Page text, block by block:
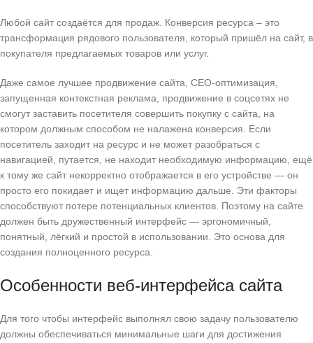
Любой сайт создаётся для продаж. Конверсия ресурса – это
трансформация рядового пользователя, который пришёл на сайт, в
покупателя предлагаемых товаров или услуг.
Даже самое лучшее продвижение сайта, СЕО-оптимизация,
запущенная контекстная реклама, продвижение в соцсетях не
смогут заставить посетителя совершить покупку с сайта, на
котором должным способом не налажена конверсия. Если
посетитель заходит на ресурс и не может разобраться с
навигацией, путается, не находит необходимую информацию, ещё
к тому же сайт некорректно отображается в его устройстве — он
просто его покидает и ищет информацию дальше. Эти факторы
способствуют потере потенциальных клиентов. Поэтому на сайте
должен быть дружественный интерфейс — эргономичный,
понятный, лёгкий и простой в использовании. Это основа для
создания полноценного ресурса.
Особенности веб-интерфейса сайта
Для того чтобы интерфейс выполнял свою задачу пользователю
должны обеспечиваться минимальные шаги для достижения